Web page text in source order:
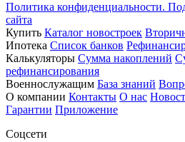
Политика конфиденциальности.
сайта
Купить Каталог новостроек
Ипотека Список банков
Калькуляторы Сумма накоплений
рефинансирования
Военнослужащим База знаний
О компании Контакты О нас
Гарантии Приложение
Соцсети